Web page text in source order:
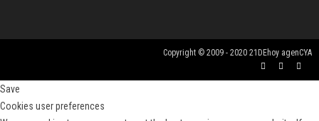
Copyright © 2009 - 2020 21DEhoy agenCYA
Save
Cookies user preferences